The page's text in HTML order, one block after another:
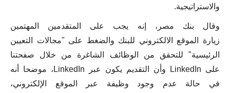
والاستراتيجية.
وقال بنك مصر، إنه يجب على المتقدمين المهتمين
زيارة الموقع الالكتروني للبنك والضغط على "مجالات التعيين
الرئيسية" للتحقق من الوظائف الشاغرة من خلال صفحتنا
على LinkedIn وأن التقديم يكون عبر LinkedIn، موضحا أنه
في حالة عدم وجود وظيفة عبر الموقع الإلكتروني،